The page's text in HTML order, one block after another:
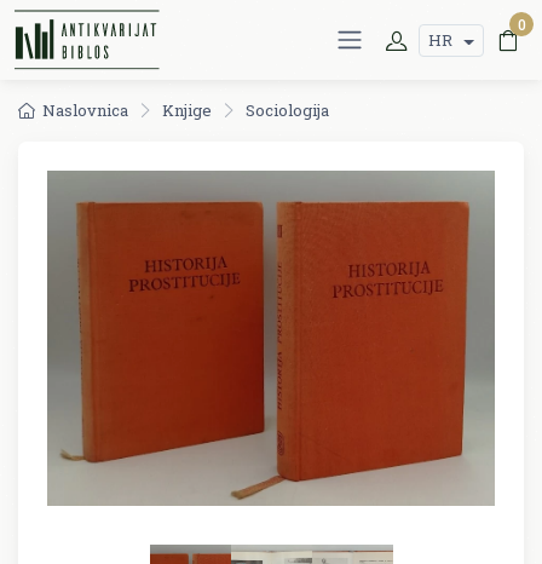
HR
0
Naslovnica Knjige Sociologija